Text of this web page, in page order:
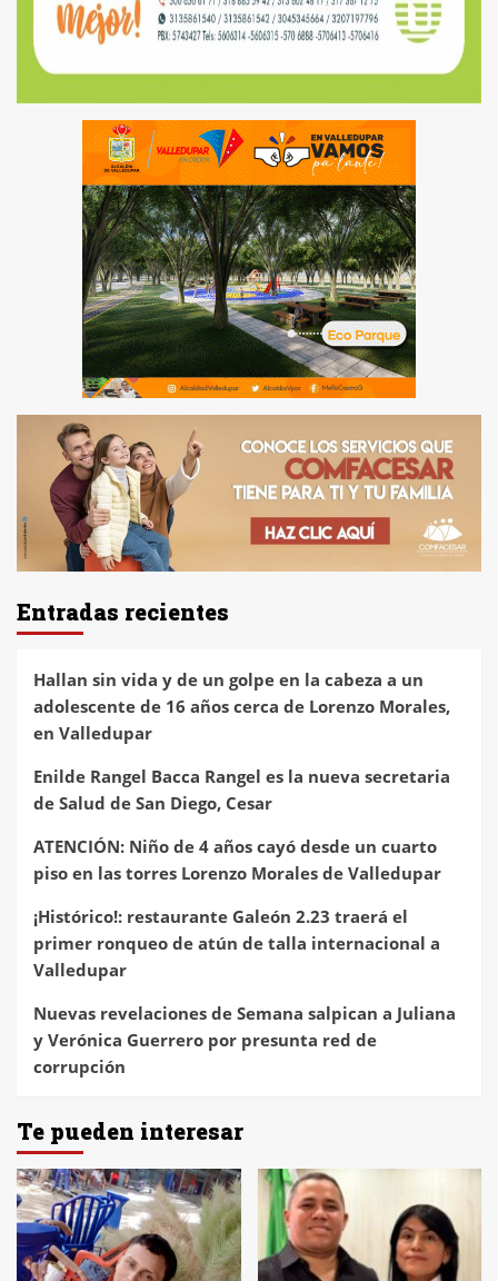
Entradas recientes
Hallan sin vida y de un golpe en la cabeza a un
adolescente de 16 años cerca de Lorenzo Morales,
en Valledupar
Enilde Rangel Bacca Rangel es la nueva secretaria
de Salud de San Diego, Cesar
ATENCIÓN: Niño de 4 años cayó desde un cuarto
piso en las torres Lorenzo Morales de Valledupar
¡Histórico!: restaurante Galeón 2.23 traerá el
primer ronqueo de atún de talla internacional a
Valledupar
Nuevas revelaciones de Semana salpican a Juliana
y Verónica Guerrero por presunta red de
corrupción
Te pueden interesar